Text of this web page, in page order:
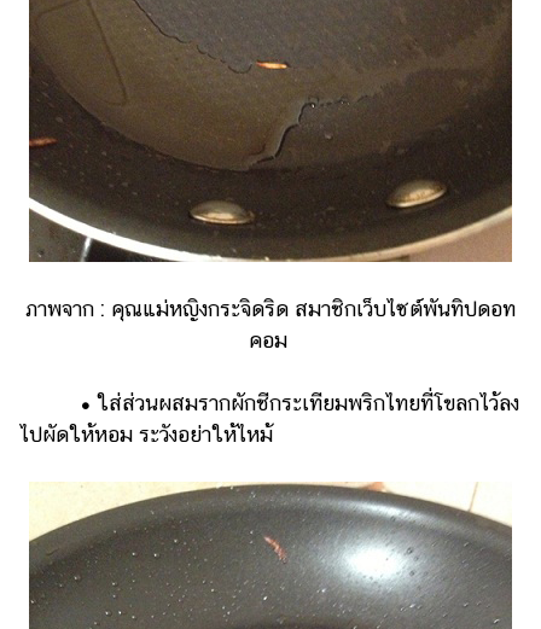
ภาพจาก : คุณแม่หญิงกระจิดริด สมาชิกเว็บไซต์พันทิปดอท
คอม
• ใส่ส่วนผสมรากผักชีกระเทียมพริกไทยที่โขลกไว้ลง
ไปผัดให้หอม ระวังอย่าให้ไหม้